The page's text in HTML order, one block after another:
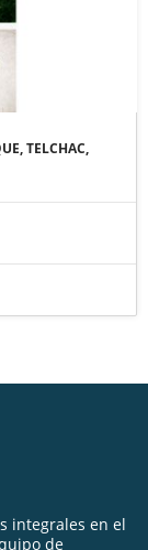
TELCHAC,
integrales en el
de